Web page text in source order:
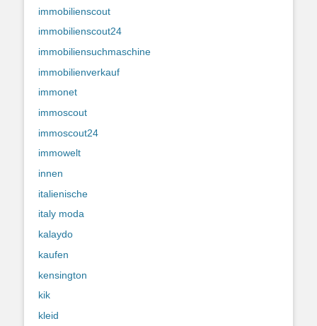
immobilienscout
immobilienscout24
immobiliensuchmaschine
immobilienverkauf
immonet
immoscout
immoscout24
immowelt
innen
italienische
italy moda
kalaydo
kaufen
kensington
kik
kleid